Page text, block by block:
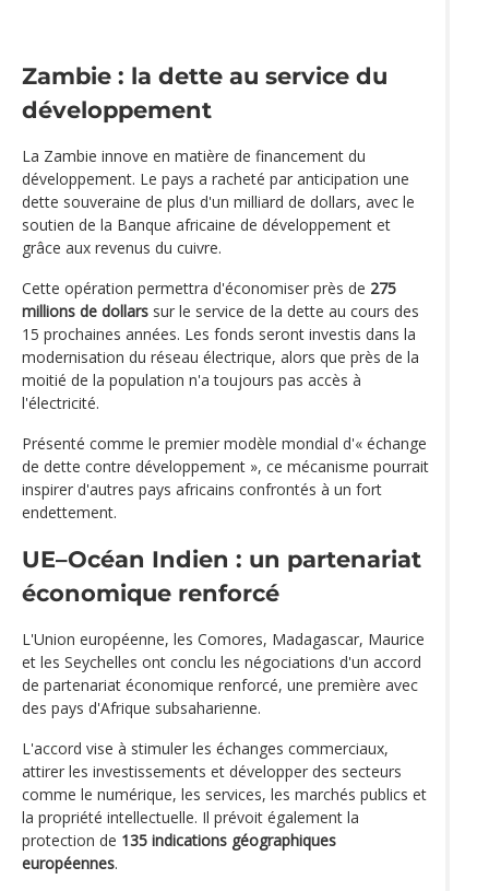
Zambie : la dette au service du
développement
La Zambie innove en matière de financement du
développement. Le pays a racheté par anticipation une
dette souveraine de plus d'un milliard de dollars, avec le
soutien de la Banque africaine de développement et
grâce aux revenus du cuivre.
Cette opération permettra d'économiser près de 275
millions de dollars sur le service de la dette au cours des
15 prochaines années. Les fonds seront investis dans la
modernisation du réseau électrique, alors que près de la
moitié de la population n'a toujours pas accès à
l'électricité.
Présenté comme le premier modèle mondial d'« échange
de dette contre développement », ce mécanisme pourrait
inspirer d'autres pays africains confrontés à un fort
endettement.
UE–Océan Indien : un partenariat
économique renforcé
L'Union européenne, les Comores, Madagascar, Maurice
et les Seychelles ont conclu les négociations d'un accord
de partenariat économique renforcé, une première avec
des pays d'Afrique subsaharienne.
L'accord vise à stimuler les échanges commerciaux,
attirer les investissements et développer des secteurs
comme le numérique, les services, les marchés publics et
la propriété intellectuelle. Il prévoit également la
protection de 135 indications géographiques
européennes.